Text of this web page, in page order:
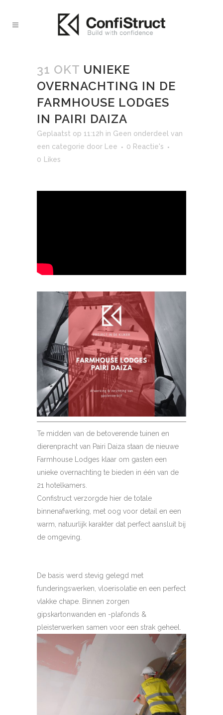
31 OKT UNIEKE
OVERNACHTING IN DE
FARMHOUSE LODGES
IN PAIRI DAIZA
Geplaatst op 11:12h in Geen onderdeel van
een categorie door Lee
0 Reactie's
0
Likes
Te midden van de betoverende tuinen en
dierenpracht van Pairi Daiza staan de nieuwe
Farmhouse Lodges klaar om gasten een
unieke overnachting te bieden in één van de
21 hotelkamers.
Confistruct verzorgde hier de totale
binnenafwerking, met oog voor detail en een
warm, natuurlijk karakter dat perfect aansluit bij
de omgeving.
De basis werd stevig gelegd met
funderingswerken, vloerisolatie en een perfect
vlakke chape. Binnen zorgen
gipskartonwanden en -plafonds &
pleisterwerken samen voor een strak geheel.